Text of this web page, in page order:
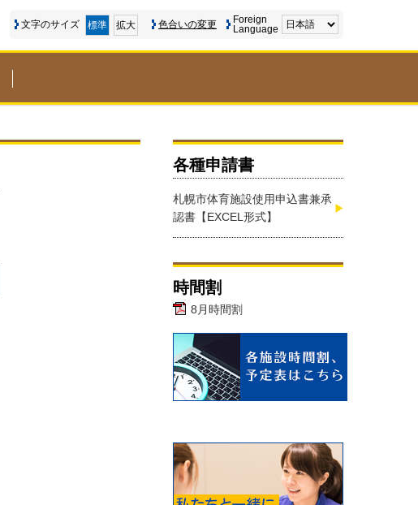
文字のサイズ 標準 拡大 色合いの変更
Foreign
Language
各種申請書
札幌市体育施設使用申込書兼承
認書【EXCEL形式】
時間割
8月時間割